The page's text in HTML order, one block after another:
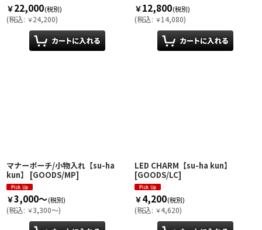
￥22,000(税別)
(税込: ￥24,200)
￥12,800(税別)
(税込: ￥14,080)
マナーポーチ/小物入れ【su-ha
kun】
[GOODS/MP]
￥3,000～(税別)
(税込: ￥3,300～)
LED CHARM【su-ha kun】
[GOODS/LC]
￥4,200(税別)
(税込: ￥4,620)